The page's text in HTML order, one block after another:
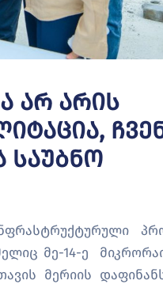
Არ Არის
Საუბნო
მე-14-ე
მერიის